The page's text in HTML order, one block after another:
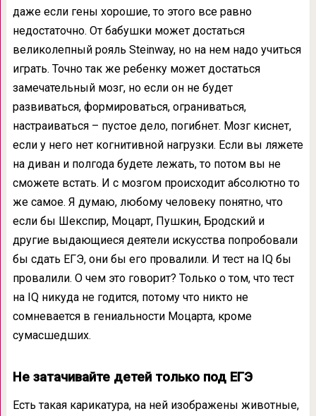
даже если гены хорошие, то этого все равно
недостаточно. От бабушки может достаться
великолепный рояль Steinway, но на нем надо учиться
играть. Точно так же ребенку может достаться
замечательный мозг, но если он не будет
развиваться, формироваться, ограниваться,
настраиваться – пустое дело, погибнет. Мозг киснет,
если у него нет когнитивной нагрузки. Если вы ляжете
на диван и полгода будете лежать, то потом вы не
сможете встать. И с мозгом происходит абсолютно то
же самое. Я думаю, любому человеку понятно, что
если бы Шекспир, Моцарт, Пушкин, Бродский и
другие выдающиеся деятели искусства попробовали
бы сдать ЕГЭ, они бы его провалили. И тест на IQ бы
провалили. О чем это говорит? Только о том, что тест
на IQ никуда не годится, потому что никто не
сомневается в гениальности Моцарта, кроме
сумасшедших.
Не затачивайте детей только под ЕГЭ
Есть такая карикатура, на ней изображены животные,